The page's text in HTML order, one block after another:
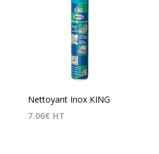
Nettoyant Inox KING
7.06€ HT